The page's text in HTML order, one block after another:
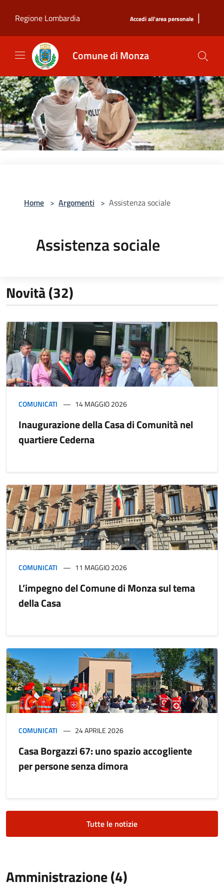
Regione Lombardia
Accedi all'area personale |
Comune di Monza
Home > Argomenti > Assistenza sociale
Assistenza sociale
Novità (32)
COMUNICATI 14 MAGGIO 2026
Inaugurazione della Casa di Comunità nel
quartiere Cederna
COMUNICATI 11 MAGGIO 2026
L’impegno del Comune di Monza sul tema
della Casa
COMUNICATI 24 APRILE 2026
Casa Borgazzi 67: uno spazio accogliente
per persone senza dimora
Tutte le notizie
Amministrazione (4)